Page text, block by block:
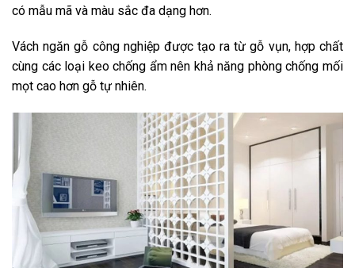
có mẫu mã và màu sắc đa dạng hơn.
Vách ngăn gỗ công nghiệp được tạo ra từ gỗ vụn, hợp chất
cùng các loại keo chống ẩm nên khả năng phòng chống mối
mọt cao hơn gỗ tự nhiên.